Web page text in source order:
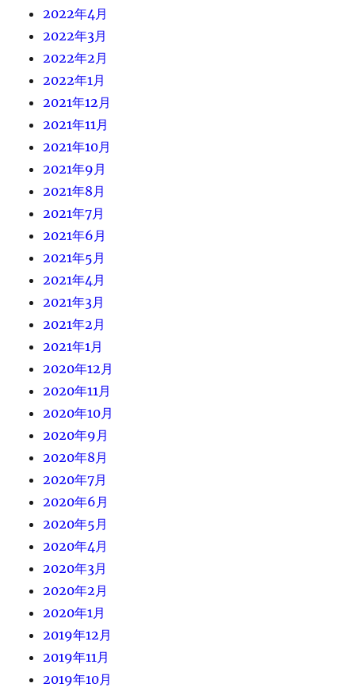
2022年4月
2022年3月
2022年2月
2022年1月
2021年12月
2021年11月
2021年10月
2021年9月
2021年8月
2021年7月
2021年6月
2021年5月
2021年4月
2021年3月
2021年2月
2021年1月
2020年12月
2020年11月
2020年10月
2020年9月
2020年8月
2020年7月
2020年6月
2020年5月
2020年4月
2020年3月
2020年2月
2020年1月
2019年12月
2019年11月
2019年10月